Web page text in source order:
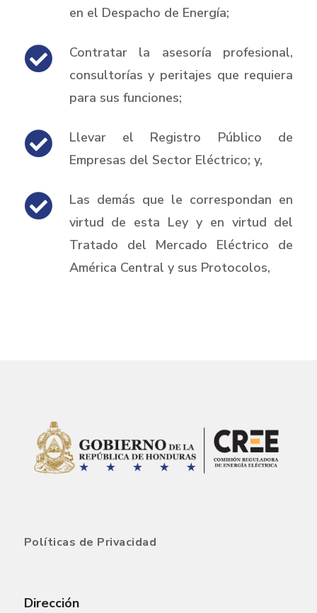
en el Despacho de Energía;
Contratar la asesoría profesional,
consultorías y peritajes que requiera
para sus funciones;
Llevar el Registro Público de
Empresas del Sector Eléctrico; y,
Las demás que le correspondan en
virtud de esta Ley y en virtud del
Tratado del Mercado Eléctrico de
América Central y sus Protocolos,
Políticas de Privacidad
Dirección